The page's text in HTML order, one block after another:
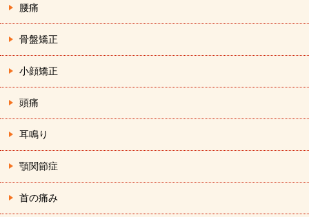
腰痛
骨盤矯正
小顔矯正
頭痛
耳鳴り
顎関節症
首の痛み